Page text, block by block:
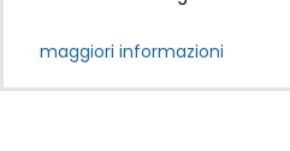
maggiori informazioni